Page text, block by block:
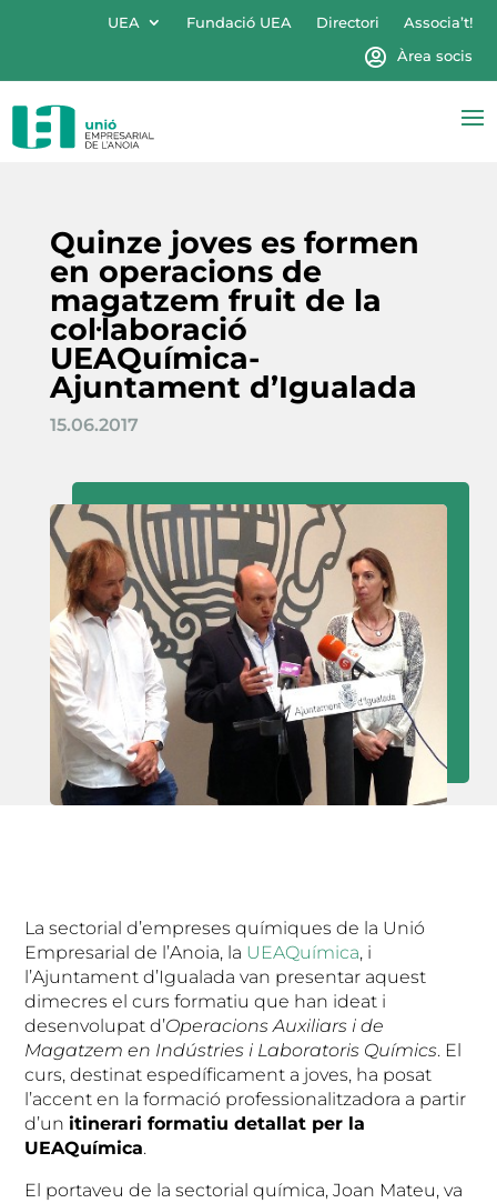
UEA Fundació UEA Directori
Associa’t!
Àrea socis
Quinze joves es formen
en operacions de
magatzem fruit de la
col·laboració
UEAQuímica-
Ajuntament d’Igualada
15.06.2017
La sectorial d’empreses químiques de la Unió
Empresarial de l’Anoia, la UEAQuímica, i
l’Ajuntament d’Igualada van presentar aquest
dimecres el curs formatiu que han ideat i
desenvolupat d’Operacions Auxiliars i de
Magatzem en Indústries i Laboratoris Químics. El
curs, destinat espedíficament a joves, ha posat
l’accent en la formació professionalitzadora a partir
d’un itinerari formatiu detallat per la
UEAQuímica.
El portaveu de la sectorial química, Joan Mateu, va